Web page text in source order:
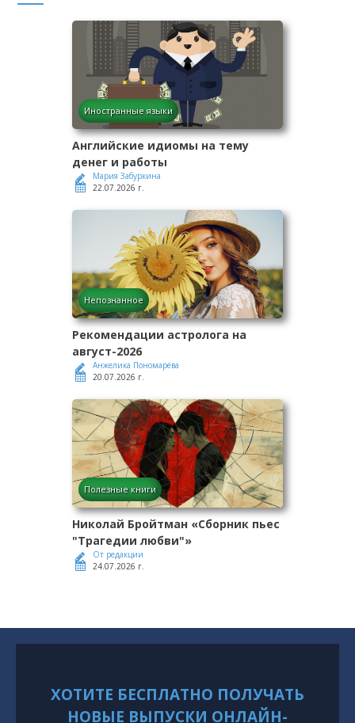
Иностранные языки
Английские идиомы на тему
денег и работы
Мария Забуркина
22.07.2026 г.
Непознанное
Рекомендации астролога на
август-2026
Анжелика Пономарёва
20.07.2026 г.
Полезные книги
Николай Бройтман «Сборник пьес
"Трагедии любви"»
От редакции
24.07.2026 г.
ХОТИТЕ БЕСПЛАТНО ПОЛУЧАТЬ
НОВЫЕ ВЫПУСКИ ОНЛАЙН-